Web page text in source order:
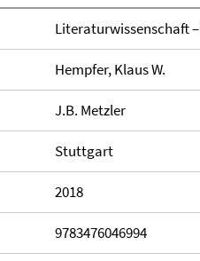
Literaturwissenschaft
Hempfer, Klaus W.
J.B. Metzler
Stuttgart
2018
9783476046994